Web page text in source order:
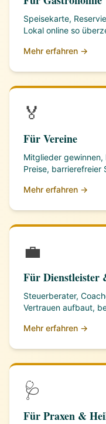
Speisekarte,
Lokal online so
Mehr erfahren →
🏅
Für Vereine
Mitglieder gewinnen,
Preise, barrierefreier
Mehr erfahren →
💼
Für Dienstleister
Steuerberater,
Vertrauen aufbaut,
Mehr erfahren →
🩺
Für Praxen &